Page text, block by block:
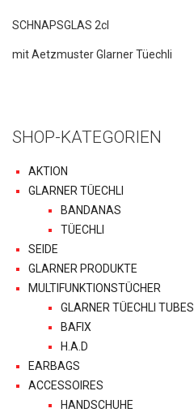
SCHNAPSGLAS 2cl
mit Aetzmuster Glarner Tüechli
SHOP-KATEGORIEN
AKTION
GLARNER TÜECHLI
BANDANAS
TÜECHLI
SEIDE
GLARNER PRODUKTE
MULTIFUNKTIONSTÜCHER
GLARNER TÜECHLI TUBES
BAFIX
H.A.D
EARBAGS
ACCESSOIRES
HANDSCHUHE